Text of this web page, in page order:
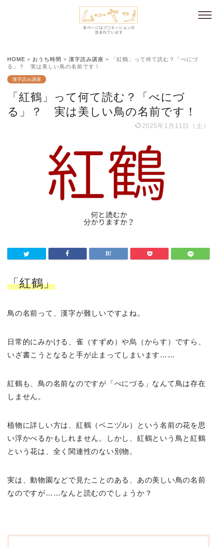
HOME > おうち時間 > 漢字読み講座 >
「紅鶴」って何て読む？「べにづ
る」？ 実は美しい鳥の名前です！
漢字読み講座
「紅鶴」って何て読む？「べにづ
る」？ 実は美しい鳥の名前です！
2025年1月11日（土）
「紅鶴」
鳥の名前って、漢字が難しいですよね。
日常的にみかける、雀（すずめ）や烏（からす）ですら、
いざ書こうとなると手が止まってしまいます……
紅鶴も、鳥の名前なのですが「べにづる」なんて鳥は存在
しません。
植物に詳しい方は、紅鶴（ベニヅル）という名前の花を思
い浮かべるかもしれません。しかし、紅鶴という鳥と紅鶴
という花は、全く関連性のない別物。
実は、動物園などで見たことのある、あの美しい鳥の名前
なのですが……なんと読むのでしょうか？